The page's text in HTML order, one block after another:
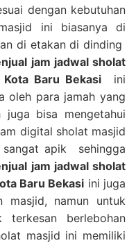
dengan kebutuhan
ini biasanya di
di etakan di dinding
jam jadwal sholat
Baru Bekasi ini
oleh para jamah yang
juga bisa mengetahui
digital sholat masjid
apik sehingga
jam jadwal sholat
Baru Bekasi ini juga
masjid, namun untuk
berlebohan
masjid ini memiliki